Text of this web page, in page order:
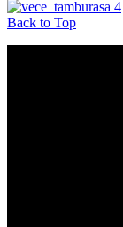
Back to Top